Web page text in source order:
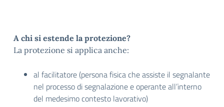
A chi si estende la protezione?
La protezione si applica anche:
al facilitatore (persona fisica che assiste il segnalante
nel processo di segnalazione e operante all’interno
del medesimo contesto lavorativo)